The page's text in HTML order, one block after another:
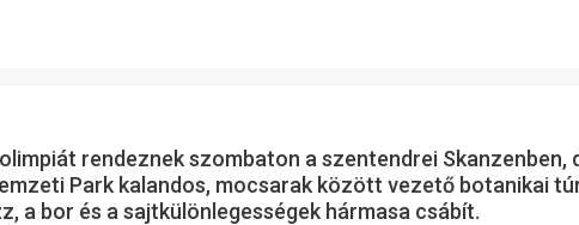
rendeznek szombaton a szentendrei Skanzenben,
Park kalandos, mocsarak között vezető botanikai
a bor és a sajtkülönlegességek hármasa csábít.